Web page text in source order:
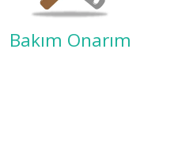
Bakım Onarım